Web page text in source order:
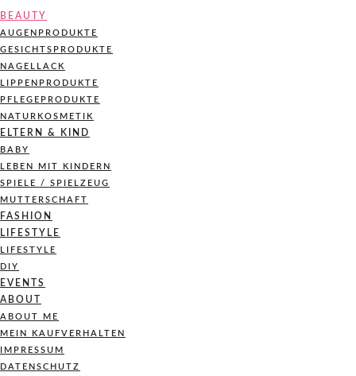
BEAUTY
AUGENPRODUKTE
GESICHTSPRODUKTE
NAGELLACK
LIPPENPRODUKTE
PFLEGEPRODUKTE
NATURKOSMETIK
ELTERN & KIND
BABY
LEBEN MIT KINDERN
SPIELE / SPIELZEUG
MUTTERSCHAFT
FASHION
LIFESTYLE
LIFESTYLE
DIY
EVENTS
ABOUT
ABOUT ME
MEIN KAUFVERHALTEN
IMPRESSUM
DATENSCHUTZ